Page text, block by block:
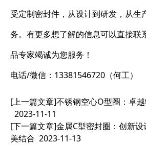
受定制密封件，从设计到研发，从生
务。有更多想了解的信息可以直接联
品专家竭诚为您服务！
电话/微信：13381546720（何工）
[上一篇文章]不锈钢空心O型圈：卓
2023-11-11
[下一篇文章]金属C型密封圈：创新
美结合 2023-11-13